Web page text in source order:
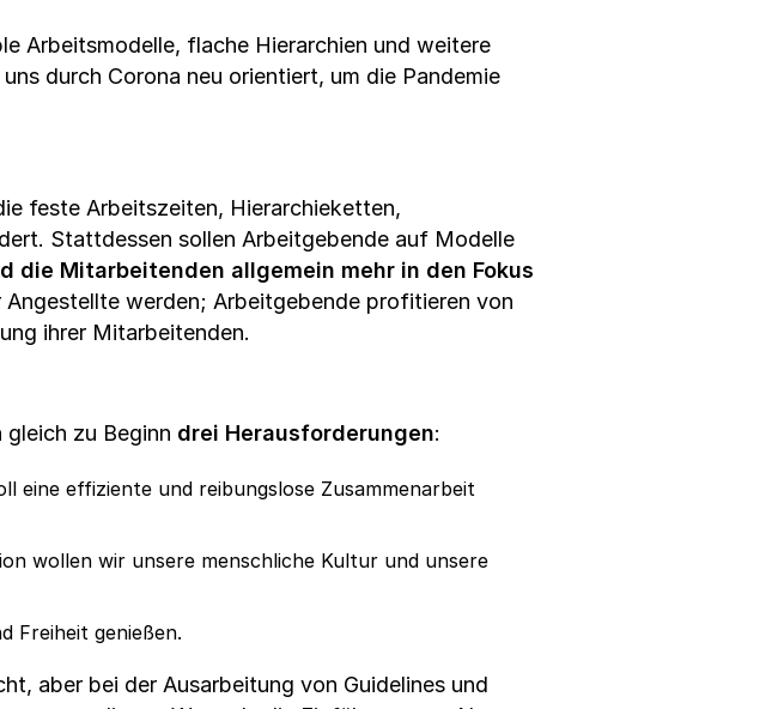
Arbeitsmodelle, flache Hierarchien und weitere
durch Corona neu orientiert, um die Pandemie
feste Arbeitszeiten, Hierarchieketten,
Stattdessen sollen Arbeitgebende auf Modelle
Mitarbeitenden allgemein mehr in den Fokus
werden; Arbeitgebende profitieren von
ihrer Mitarbeitenden.
zu Beginn drei Herausforderungen:
eine effiziente und reibungslose Zusammenarbeit
wollen wir unsere menschliche Kultur und unsere
Freiheit genießen.
aber bei der Ausarbeitung von Guidelines und